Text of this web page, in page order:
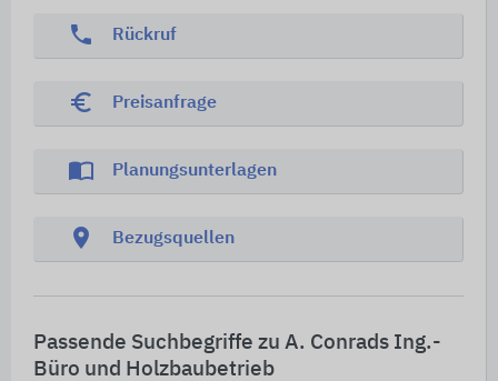
phone Rückruf
euro_symbol Preisanfrage
import_contacts Planungsunterlagen
location_on Bezugsquellen
Passende Suchbegriffe zu A. Conrads Ing.-
Büro und Holzbaubetrieb